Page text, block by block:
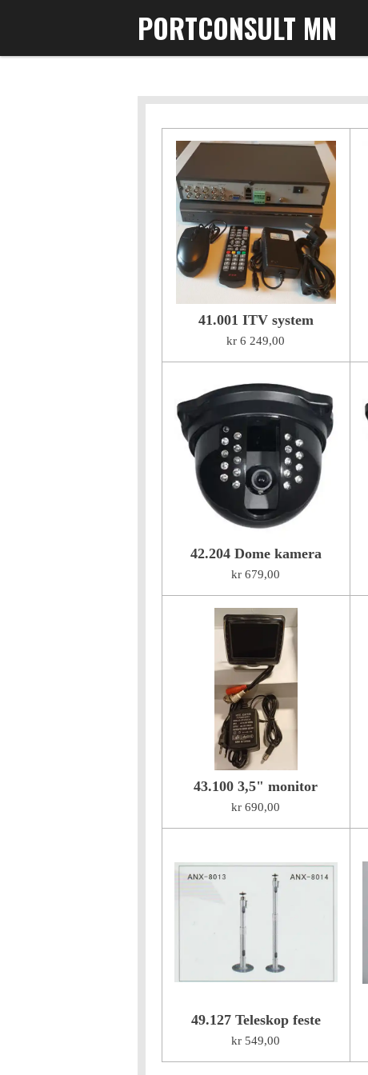
hovedinnhold
PORTCONSULT MN
41.001 ITV system
kr 6 249,00
42.204 Dome kamera
kr 679,00
43.100 3,5" monitor
kr 690,00
49.127 Teleskop feste
kr 549,00